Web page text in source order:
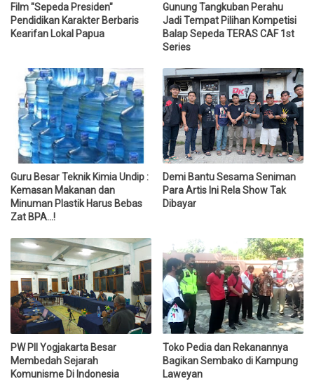
Film "Sepeda Presiden"
Pendidikan Karakter Berbaris
Kearifan Lokal Papua
Gunung Tangkuban Perahu
Jadi Tempat Pilihan Kompetisi
Balap Sepeda TERAS CAF 1st
Series
Guru Besar Teknik Kimia Undip :
Kemasan Makanan dan
Minuman Plastik Harus Bebas
Zat BPA...!
Demi Bantu Sesama Seniman
Para Artis Ini Rela Show Tak
Dibayar
PW PII Yogjakarta Besar
Membedah Sejarah
Komunisme Di Indonesia
Toko Pedia dan Rekanannya
Bagikan Sembako di Kampung
Laweyan